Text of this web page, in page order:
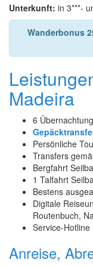
Unterkunft: in 3***-
Wanderbonus
Madeira
6
Persönliche
Transfers
Bergfahrt
1 Talfahrt
Bestens
Digitale
Routenbuch,
Service-Hotline
Anreise,